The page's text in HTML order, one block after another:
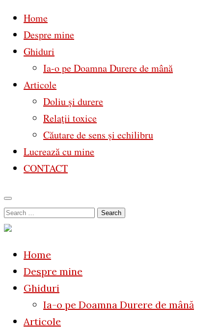
Home
Despre mine
Ghiduri
Ia-o pe Doamna Durere de mână
Articole
Doliu şi durere
Relaţii toxice
Căutare de sens și echilibru
Lucrează cu mine
CONTACT
Skip
to
Search
for:
Home
Despre mine
Ghiduri
Ia-o pe Doamna Durere de mână
Articole